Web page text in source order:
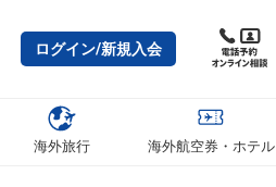
ログイン/新規入会
海外旅行 海外航空券・ホテル